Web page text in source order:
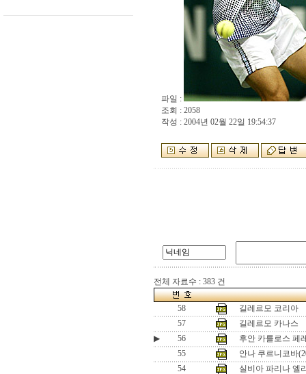
파일 :
조회 : 2058
작성 : 2004년 02월 22일 19:54:37
전체 자료수 : 383 건
58
길레르모 코리아
57
길레르모 카나스
▶
56
후안 카를로스 페
55
안나 쿠르니코바
54
실비아 파리나 엘